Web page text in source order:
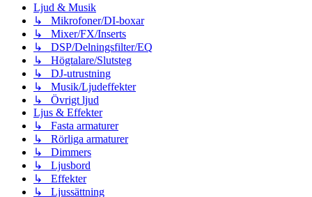
Ljud & Musik
↳ Mikrofoner/DI-boxar
↳ Mixer/FX/Inserts
↳ DSP/Delningsfilter/EQ
↳ Högtalare/Slutsteg
↳ DJ-utrustning
↳ Musik/Ljudeffekter
↳ Övrigt ljud
Ljus & Effekter
↳ Fasta armaturer
↳ Rörliga armaturer
↳ Dimmers
↳ Ljusbord
↳ Effekter
↳ Ljussättning